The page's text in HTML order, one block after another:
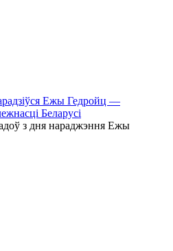
Ежы Гедройц —
Беларусі
з дня нараджэння Ежы